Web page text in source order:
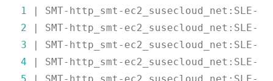
1
| SMT- http_smt - ec2_susecloud_net:SLE-
2
| SMT- http_smt - ec2_susecloud_net:SLE-
3
| SMT- http_smt - ec2_susecloud_net:SLE-
4
| SMT- http_smt - ec2_susecloud_net:SLE-